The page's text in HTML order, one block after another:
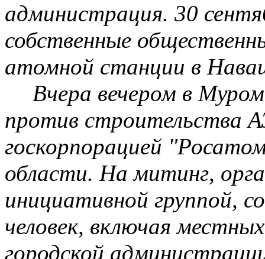
администрация. 30
собственные
атомной станции в
Вчера вечером в
против строительства
госкорпорацией "
области. На митинг,
инициативной группой,
человек, включая
городской